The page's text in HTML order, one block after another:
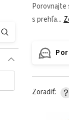
Porovnajte
s prehľa
Zoradiť